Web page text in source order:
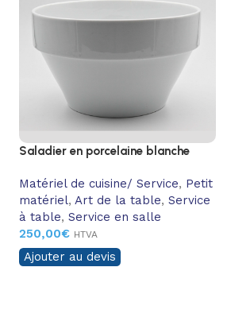
Saladier en porcelaine blanche
Matériel de cuisine/ Service, Petit
matériel, Art de la table, Service
à table, Service en salle
250,00€ HTVA
Ajouter au devis